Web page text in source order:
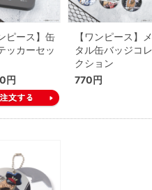
ピース】缶
ッカーセッ
円
【ワンピース】メ
タル缶バッジコレ
クション
770円